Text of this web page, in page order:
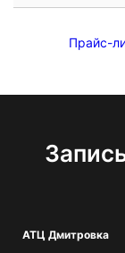
Прайс-
АТЦ Дмитровка